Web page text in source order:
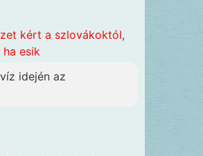
kért a szlovákoktól,
esik
idején az